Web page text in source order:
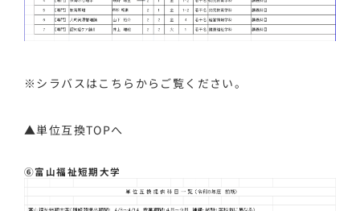
※シラバスは こちら からご覧ください。
▲単位互換TOPへ
⑥富山福祉短期大学